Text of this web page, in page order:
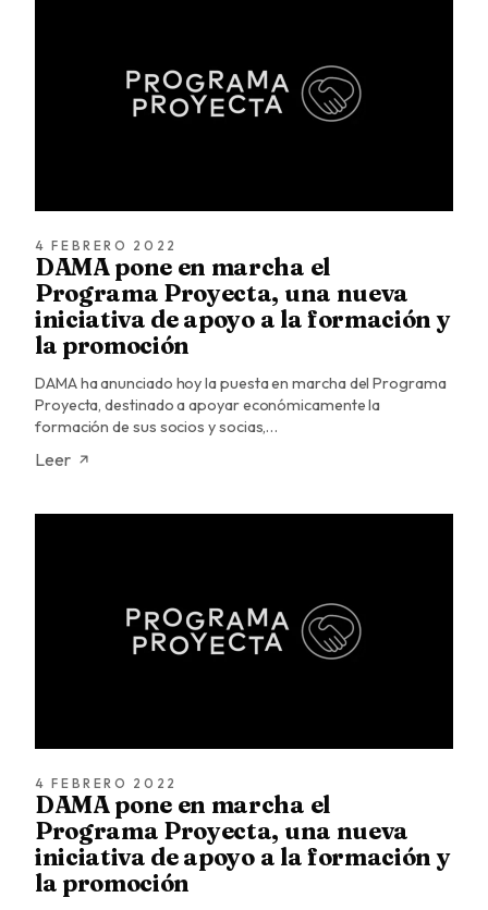
4 FEBRERO 2022
DAMA pone en marcha el
Programa Proyecta, una nueva
iniciativa de apoyo a la formación y
la promoción
DAMA ha anunciado hoy la puesta en marcha del Programa
Proyecta, destinado a apoyar económicamente la
formación de sus socios y socias,…
Leer
4 FEBRERO 2022
DAMA pone en marcha el
Programa Proyecta, una nueva
iniciativa de apoyo a la formación y
la promoción